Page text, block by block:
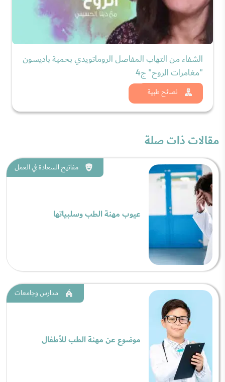
نصائح طبية
الشفاء من التهاب المفاصل الروماتويدي بحمية باديسون
"مغامرات الروح" ج4
شاهد الان
مقالات ذات صلة
مفاتيح السعادة في العمل
عيوب مهنة الطب وسلبياتها
مدارس وجامعات
موضوع عن مهنة الطب للأطفال